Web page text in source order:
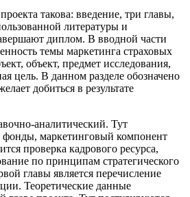
такова: введение, три главы,
литературы и
диплом. В вводной части
темы маркетинга страховых
объект, предмет исследования,
цель. В данном разделе обозначено
добиться в результате
аналитический. Тут
маркетинговый компонент
проверка кадрового ресурса,
по принципам стратегического
главы является перечисление
Теоретические данные